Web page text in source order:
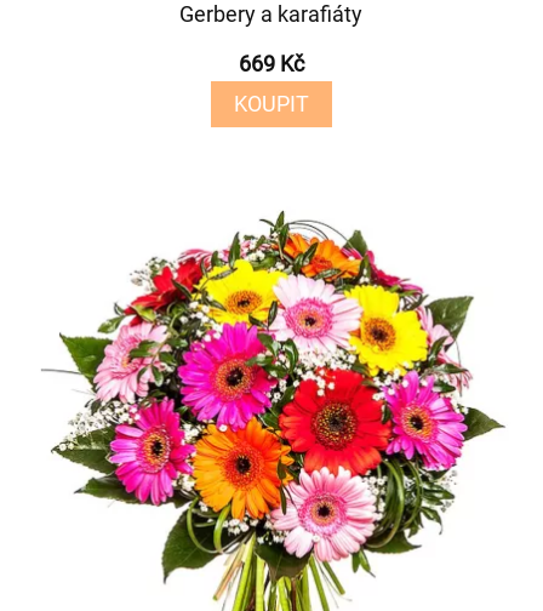
Gerbery a karafiáty
669 Kč
KOUPIT